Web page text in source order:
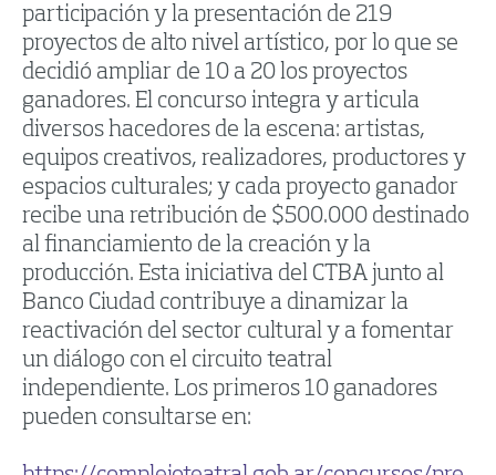
participación y la presentación de 219
proyectos de alto nivel artístico, por lo que se
decidió ampliar de 10 a 20 los proyectos
ganadores. El concurso integra y articula
diversos hacedores de la escena: artistas,
equipos creativos, realizadores, productores y
espacios culturales; y cada proyecto ganador
recibe una retribución de $500.000 destinado
al financiamiento de la creación y la
producción. Esta iniciativa del CTBA junto al
Banco Ciudad contribuye a dinamizar la
reactivación del sector cultural y a fomentar
un diálogo con el circuito teatral
independiente. Los primeros 10 ganadores
pueden consultarse en: